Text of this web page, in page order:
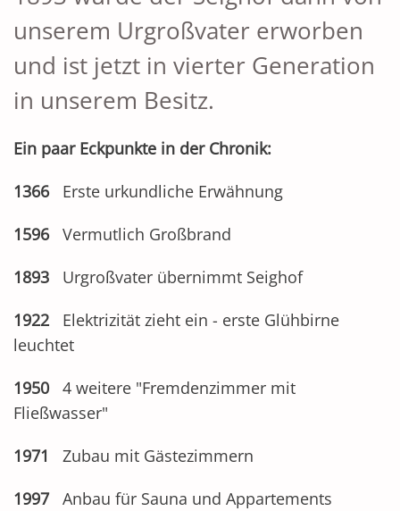
unserem Urgroßvater erworben
und ist jetzt in vierter Generation
in unserem Besitz.
Ein paar Eckpunkte in der Chronik:
1366Erste urkundliche Erwähnung
1596Vermutlich Großbrand
1893 Urgroßvater übernimmt Seighof
1922 Elektrizität zieht ein - erste Glühbirne
leuchtet
1950 4 weitere "Fremdenzimmer mit
Fließwasser"
1971
Zubau mit Gästezimmern
1997Anbau für Sauna und Appartements